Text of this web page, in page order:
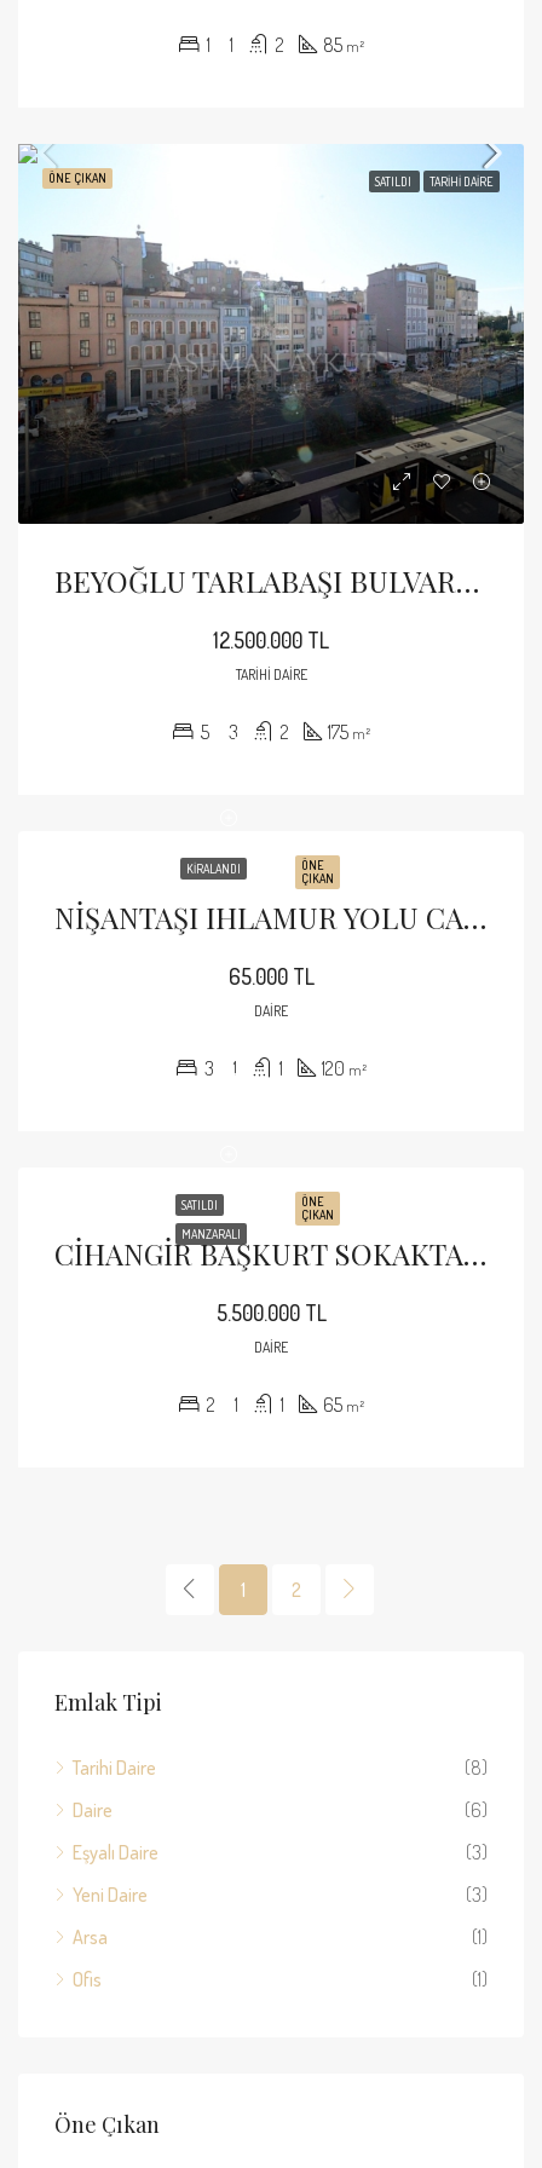
1 1 2 85 m²
ÖNE ÇIKAN SATILDI TARIHI DAIRE
BEYOĞLU TARLABAŞI BULVARINDA 170 M2 YÜKSEK TAVANLI BALKONLU SATILIK TARİHİ DAİRE
12.500.000 TL
TARIHI DAIRE
5 3 2 175 m²
ÖNE
ÇIKAN
KIRALANDI
NİŞANTAŞI IHLAMUR YOLU CADDESİNDE GENİŞ CEPHELİ KİRALIK 3+1 DAİRE
65.000 TL
DAIRE
3 1 1 120 m²
ÖNE
ÇIKAN
SATILDI
MANZARALI
CİHANGİR BAŞKURT SOKAKTA YEŞİLE BAKAN BALKONLU SATILIK DAİRE
5.500.000 TL
DAIRE
2 1 1 65 m²
1 2
Emlak Tipi
Tarihi Daire
(8)
Daire
(6)
Eşyalı Daire
(3)
Yeni Daire
(3)
Arsa
(1)
Ofis
(1)
Öne Çıkan